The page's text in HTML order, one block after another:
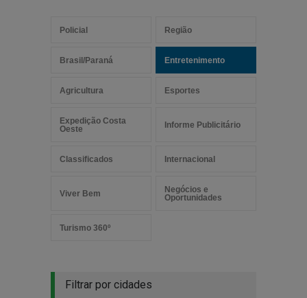
Policial Região
Brasil/Paraná Entretenimento
Agricultura Esportes
Expedição Costa
Oeste
Informe Publicitário
Classificados Internacional
Viver Bem
Negócios e
Oportunidades
Turismo 360º
Filtrar por cidades